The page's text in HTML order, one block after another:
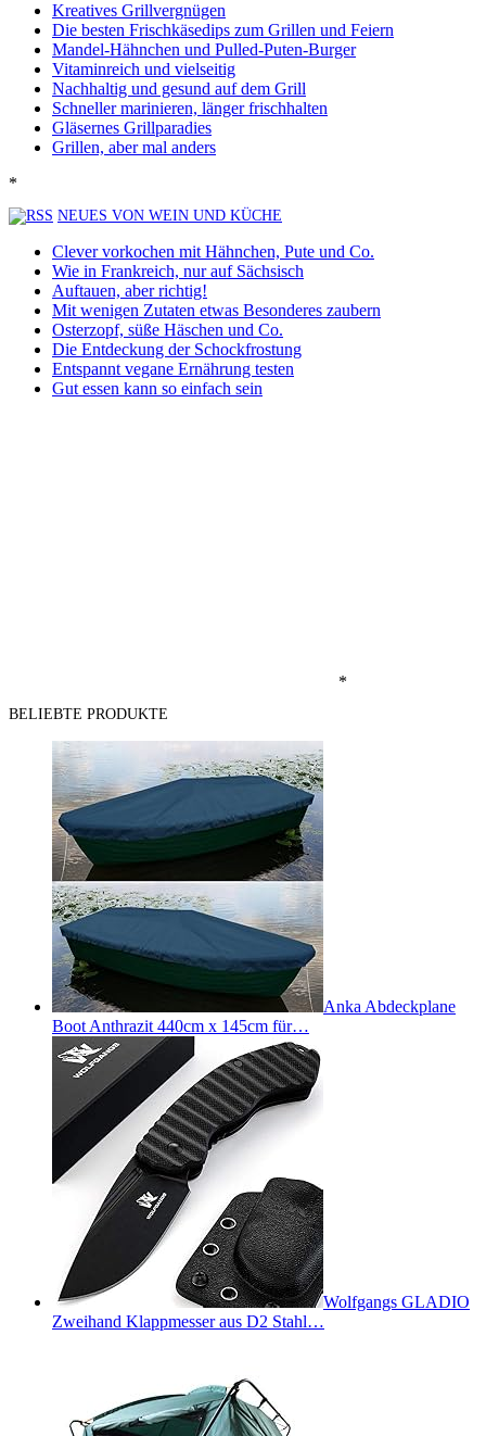
Kreatives Grillvergnügen
Die besten Frischkäsedips zum Grillen und Feiern
Mandel-Hähnchen und Pulled-Puten-Burger
Vitaminreich und vielseitig
Nachhaltig und gesund auf dem Grill
Schneller marinieren, länger frischhalten
Gläsernes Grillparadies
Grillen, aber mal anders
*
NEUES VON WEIN UND KÜCHE
Clever vorkochen mit Hähnchen, Pute und Co.
Wie in Frankreich, nur auf Sächsisch
Auftauen, aber richtig!
Mit wenigen Zutaten etwas Besonderes zaubern
Osterzopf, süße Häschen und Co.
Die Entdeckung der Schockfrostung
Entspannt vegane Ernährung testen
Gut essen kann so einfach sein
*
BELIEBTE PRODUKTE
Anka Abdeckplane
Boot Anthrazit 440cm x 145cm für…
Wolfgangs GLADIO
Zweihand Klappmesser aus D2 Stahl…